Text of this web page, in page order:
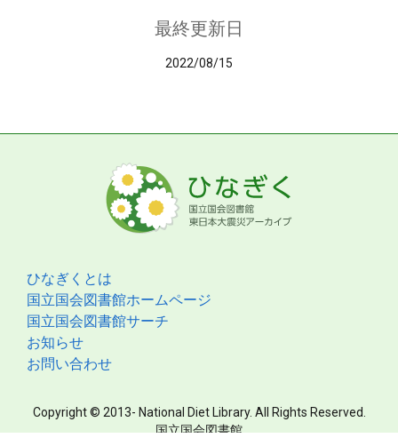
最終更新日
2022/08/15
ひなぎくとは
国立国会図書館ホームページ
国立国会図書館サーチ
お知らせ
お問い合わせ
Copyright © 2013- National Diet Library. All Rights Reserved.